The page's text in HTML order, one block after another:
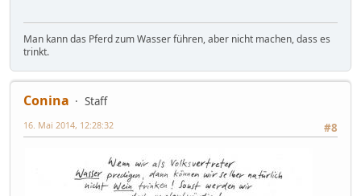
Man kann das Pferd zum Wasser führen, aber nicht machen, dass es
trinkt.
Conina
Staff
#8
16. Mai 2014, 12:28:32